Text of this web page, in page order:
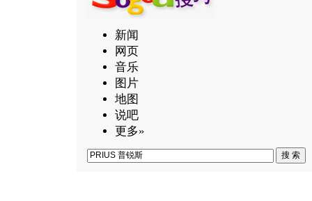
新闻
网页
音乐
图片
地图
说吧
更多»